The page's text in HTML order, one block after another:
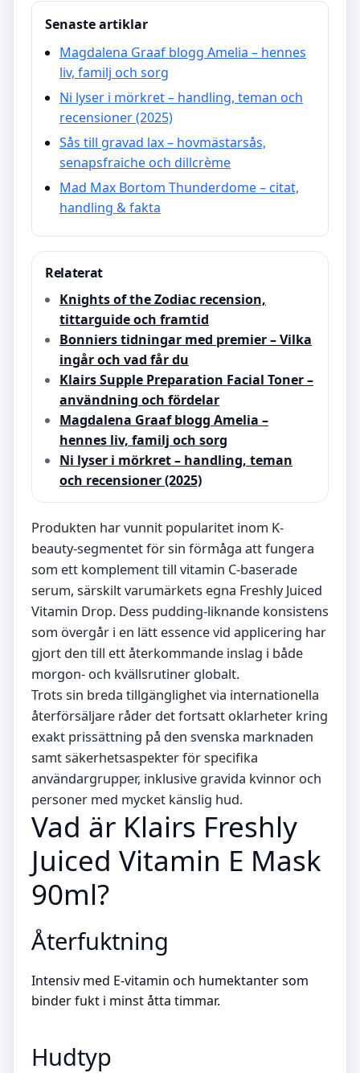
Senaste artiklar
Magdalena Graaf blogg Amelia – hennes
liv, familj och sorg
Ni lyser i mörkret – handling, teman och
recensioner (2025)
Sås till gravad lax – hovmästarsås,
senapsfraiche och dillcrème
Mad Max Bortom Thunderdome – citat,
handling & fakta
Relaterat
Knights of the Zodiac recension,
tittarguide och framtid
Bonniers tidningar med premier – Vilka
ingår och vad får du
Klairs Supple Preparation Facial Toner –
användning och fördelar
Magdalena Graaf blogg Amelia –
hennes liv, familj och sorg
Ni lyser i mörkret – handling, teman
och recensioner (2025)
Produkten har vunnit popularitet inom K-
beauty-segmentet för sin förmåga att fungera
som ett komplement till vitamin C-baserade
serum, särskilt varumärkets egna Freshly Juiced
Vitamin Drop. Dess pudding-liknande konsistens
som övergår i en lätt essence vid applicering har
gjort den till ett återkommande inslag i både
morgon- och kvällsrutiner globalt.
Trots sin breda tillgänglighet via internationella
återförsäljare råder det fortsatt oklarheter kring
exakt prissättning på den svenska marknaden
samt säkerhetsaspekter för specifika
användargrupper, inklusive gravida kvinnor och
personer med mycket känslig hud.
Vad är Klairs Freshly
Juiced Vitamin E Mask
90ml?
Återfuktning
Intensiv med E-vitamin och humektanter som
binder fukt i minst åtta timmar.
Hudtyp